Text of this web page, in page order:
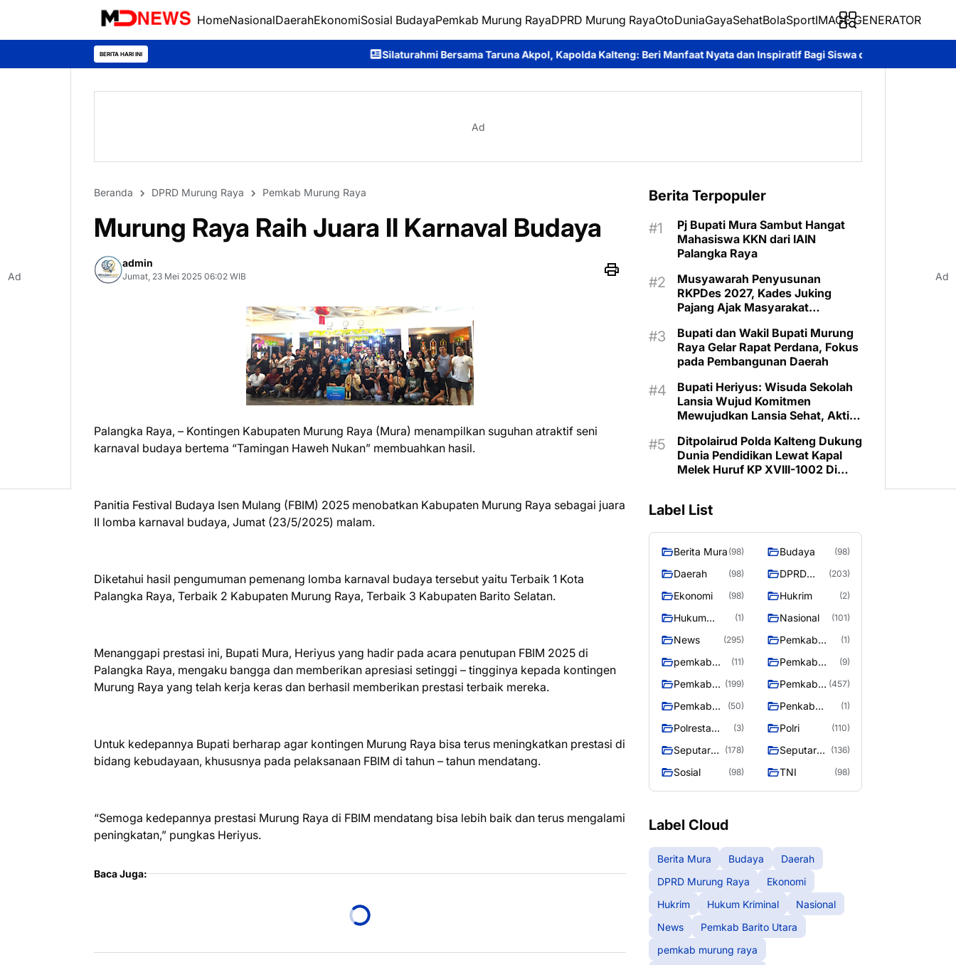
HomeNasionalDaerahEkonomiSosial BudayaPemkab Murung RayaDPRD Murung RayaOtoDuniaGayaSehatBolaSportIMAGE GENERATOR
BERITA HARI INI Silaturahmi Bersama Taruna Akpol, Kapolda Kalteng: Beri Manfaat Nyata dan Inspiratif Bagi Siswa di Sekolah Rakyat Roy Chahyadi: Mura
Ad
Beranda DPRD Murung Raya Pemkab Murung Raya
Murung Raya Raih Juara II Karnaval Budaya
admin
Jumat, 23 Mei 2025 06:02 WIB
Palangka Raya, – Kontingen Kabupaten Murung Raya (Mura) menampilkan suguhan atraktif seni
karnaval budaya bertema “Tamingan Haweh Nukan” membuahkan hasil.
Panitia Festival Budaya Isen Mulang (FBIM) 2025 menobatkan Kabupaten Murung Raya sebagai juara
II lomba karnaval budaya, Jumat (23/5/2025) malam.
Diketahui hasil pengumuman pemenang lomba karnaval budaya tersebut yaitu Terbaik 1 Kota
Palangka Raya, Terbaik 2 Kabupaten Murung Raya, Terbaik 3 Kabupaten Barito Selatan.
Menanggapi prestasi ini, Bupati Mura, Heriyus yang hadir pada acara penutupan FBIM 2025 di
Palangka Raya, mengaku bangga dan memberikan apresiasi setinggi – tingginya kepada kontingen
Murung Raya yang telah kerja keras dan berhasil memberikan prestasi terbaik mereka.
Untuk kedepannya Bupati berharap agar kontingen Murung Raya bisa terus meningkatkan prestasi di
bidang kebudayaan, khususnya pada pelaksanaan FBIM di tahun – tahun mendatang.
“Semoga kedepannya prestasi Murung Raya di FBIM mendatang bisa lebih baik dan terus mengalami
peningkatan,” pungkas Heriyus.
Baca Juga:
Berita Terpopuler
Pj Bupati Mura Sambut Hangat
Mahasiswa KKN dari IAIN
Palangka Raya
Musyawarah Penyusunan
RKPDes 2027, Kades Juking
Pajang Ajak Masyarakat
Kebutuhan
Bupati dan Wakil Bupati Murung
Raya Gelar Rapat Perdana, Fokus
pada Pembangunan Daerah
Bupati Heriyus: Wisuda Sekolah
Lansia Wujud Komitmen
Mewujudkan Lansia Sehat, Aktif,
Ditpolairud Polda Kalteng Dukung
Dunia Pendidikan Lewat Kapal
Melek Huruf KP XVIII-1002 Di
Label List
Berita Mura (98) Budaya (98)
Daerah (98)
DPRD
Raya
(203)
Ekonomi (98) Hukrim (2)
Hukum
(1) Nasional (101)
News (295)
Pemkab
(1)
pemkab
raya
(11)
Pemkab
murung raya
(9)
Pemkab
raya
(199)
Pemkab
Raya
(457)
Pemkab
Raya 4
(50)
Penkab
Murung raya
(1)
Polresta
Raya
(3) Polri (110)
Seputar
Murung
Raya
(178)
Seputar
Seasen 2
(136)
Sosial (98) TNI (98)
Label Cloud
Berita Mura Budaya
Daerah
DPRD Murung Raya
Ekonomi
Hukrim
Hukum Kriminal
Nasional
News
Pemkab Barito Utara
pemkab murung raya
Ad Ad